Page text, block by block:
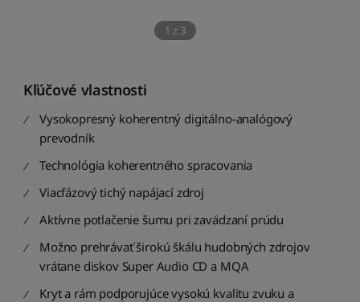
1 z 3
Kľúčové vlastnosti
Vysokopresný koherentný digitálno-analógový
prevodník
Technológia koherentného spracovania
Viacfázový tichý napájací zdroj
Aktívne potlačenie šumu pri zavádzaní prúdu
Možno prehrávať širokú škálu hudobných zdrojov
vrátane diskov Super Audio CD a MQA
Kryt a rám podporujúce vysokú kvalitu zvuku a